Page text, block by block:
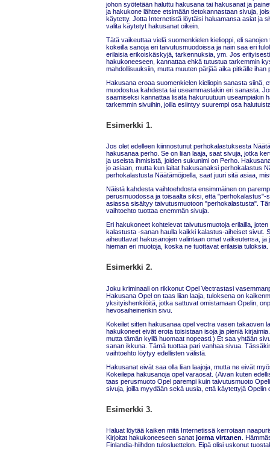
johon syötetään haluttu hakusana tai hakusanat ja
ja hakukone lähtee etsimään tietokannastaan sivuja,
käytetty. Jotta Internetistä löytäisi haluamansa asiat ja
valita käytetyt hakusanat oikein.
Tätä vaikeuttaa vielä suomenkielen kielioppi, eli
kokeilla sanoja eri taivutusmuodoissa ja näin saa eri
erilaisia erikoiskäskyjä, tarkennuksia, ym. Jos
hakukoneeseen, kannattaa ehkä tutustua tarkemmin
mahdollisuuksiin, mutta muuten pärjää aika pitkälle ihan
Hakusana eroaa suomenkielen kieliopin sanasta siinä,
muodostua kahdesta tai useammastakin eri sanasta.
saamiseksi kannattaa lisätä hakuruutuun useampiakin
tarkemmin sivuihin, joilla esiintyy suurempi osa
Esimerkki 1.
Jos olet edelleen kiinnostunut perhokalastuksesta
hakusanaa perho. Se on liian laaja, saat sivuja, jotka
ja useista ihmisistä, joiden sukunimi on Perho.
jo asiaan, mutta kun laitat hakusanaksi perhokalastus
perhokalastusta Näätämöjoella, saat juuri sitä asiaa,
Näistä kahdesta vaihtoehdosta ensimmäinen on
perusmuodossa ja toisaalta siksi, että "perhokalastus"-
asiassa sisältyy taivutusmuotoon "perhokalastusta".
vaihtoehto tuottaa enemmän sivuja.
Eri hakukoneet kohtelevat taivutusmuotoja erilailla,
kalastusta -sanan haulla kaikki kalastus-aiheiset sivut.
aiheuttavat hakusanojen valintaan omat vaikeutensa,
hieman eri muotoja, koska ne tuottavat erilaisia tuloksia.
Esimerkki 2.
Joku kriminaali on rikkonut Opel Vectrastasi
Hakusana Opel on taas liian laaja, tuloksena on
yksityishenkilöitä, jotka sattuvat omistamaan Opelin,
hevosaiheinenkin sivu.
Kokeilet sitten hakusanaa opel vectra vasen takaoven
hakukoneet eivät erota toisistaan isoja ja pieniä
mutta tämän kyllä huomaat nopeasti.) Et saa yhtään
sanan ikkuna. Tämä tuottaa pari vanhaa sivua.
vaihtoehto löytyy edellisten välistä.
Hakusanat eivät saa olla liian laajoja, mutta ne eivät
Kokeilepa hakusanoja opel varaosat. (Aivan kuten
taas perusmuoto Opel parempi kuin taivutusmuoto
sivuja, joilla myydään sekä uusia, että käytettyjä Opelin
Esimerkki 3.
Haluat löytää kaiken mitä Internetissä kerrotaan
Kirjoitat hakukoneeseen sanat jorma virtanen .
Finlandia-hiihdon tulosluettelon. Eipä olisi uskonut